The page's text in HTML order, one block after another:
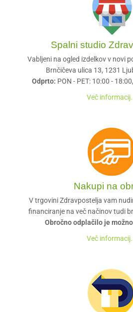
Nakupi na
V trgovini Zdravpostelja vam
financiranje na več načinov tudi
Obročno odplačilo je
Več
Spalni studio
Vabljeni na ogled izdelkov v novi
Brnčičeva ulica 13, 1231
Odprto: PON - PET: 10:00 -
Več